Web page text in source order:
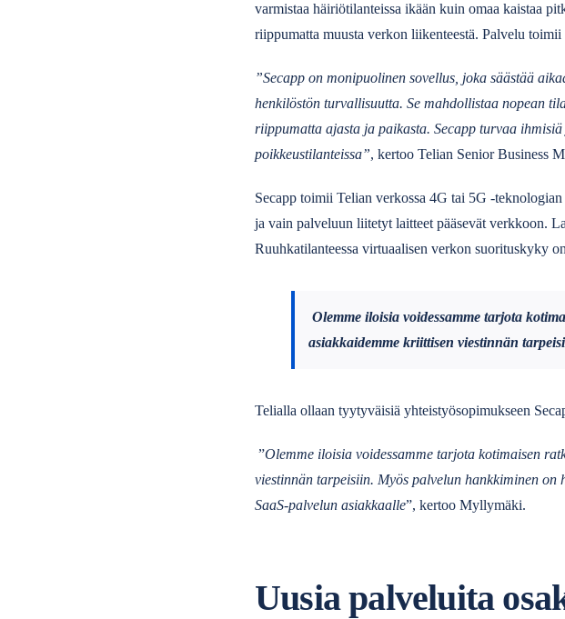
varmistaa häiriötilanteissa ikään kuin omaa kaistaa
riippumatta muusta verkon liikenteestä. Palvelu
”Secapp on monipuolinen sovellus, joka säästää
henkilöstön turvallisuutta. Se mahdollistaa nopean
riippumatta ajasta ja paikasta. Secapp turvaa
poikkeustilanteissa”, kertoo Telian Senior Business
Secapp toimii Telian verkossa 4G tai 5G -
ja vain palveluun liitetyt laitteet pääsevät verkkoon.
Ruuhkatilanteessa virtuaalisen verkon suorituskyky
Olemme iloisia voidessamme tarjota
asiakkaidemme kriittisen viestinnän
Telialla ollaan tyytyväisiä yhteistyösopimukseen
”Olemme iloisia voidessamme tarjota kotimaisen
viestinnän tarpeisiin. Myös palvelun hankkiminen on
SaaS-palvelun asiakkaalle”, kertoo Myllymäki.
Uusia palveluita